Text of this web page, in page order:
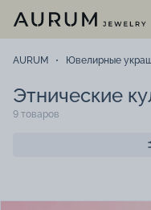
AURUM Ювелирные
Этнические
9 товаров